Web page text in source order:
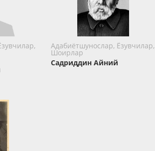
Адабиётшунослар, Ёзувчилар,
Шоирлар
Садриддин Айний